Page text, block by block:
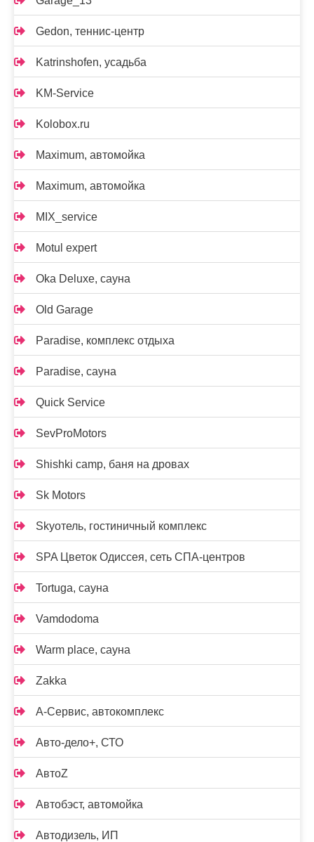
Gedon, теннис-центр
Katrinshofen, усадьба
KM-Service
Kolobox.ru
Maximum, автомойка
Maximum, автомойка
MIX_service
Motul expert
Oka Deluxe, сауна
Old Garage
Paradise, комплекс отдыха
Paradise, сауна
Quick Service
SevProMotors
Shishki camp, баня на дровах
Sk Motors
Skyотель, гостиничный комплекс
SPA Цветок Одиссея, сеть СПА-центров
Tortuga, сауна
Vamdodoma
Warm place, сауна
Zakka
А-Сервис, автокомплекс
Авто-дело+, СТО
АвтоZ
Автобэст, автомойка
Автодизель, ИП